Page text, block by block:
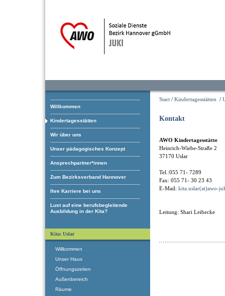
Willkommen
Kindertagesstätten
Wir über uns
Unser pädagogisches Konzept
Ansprechpartner*innen
Zum Bezirksverband Hannover
Ihre Karriere bei uns
Lust auf eine berufsbegleitende
Ausbildung in der Kita?
Start / Kindertagesstätten /
Kontakt
AWO Kindertagesstätte
Heinrich-Wiebe-Straße 2
37170 Uslar
Tel.:055 71- 7289
Fax: 055 71- 30 23 43
E-Mail: kita.uslar(at)awo-
Leitung: Shari Leibecke
Kita: Uslar
Willkommen
Unser Haus
Öffnungszeiten
Außenbereich
Räume